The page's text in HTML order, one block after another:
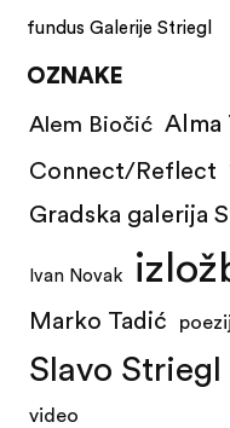
fundus Galerije Striegl
OZNAKE
Alem Biočić Alma
Connect/Reflect
Gradska galerija
Ivan Novak
Marko Tadić
Slavo Striegl
video